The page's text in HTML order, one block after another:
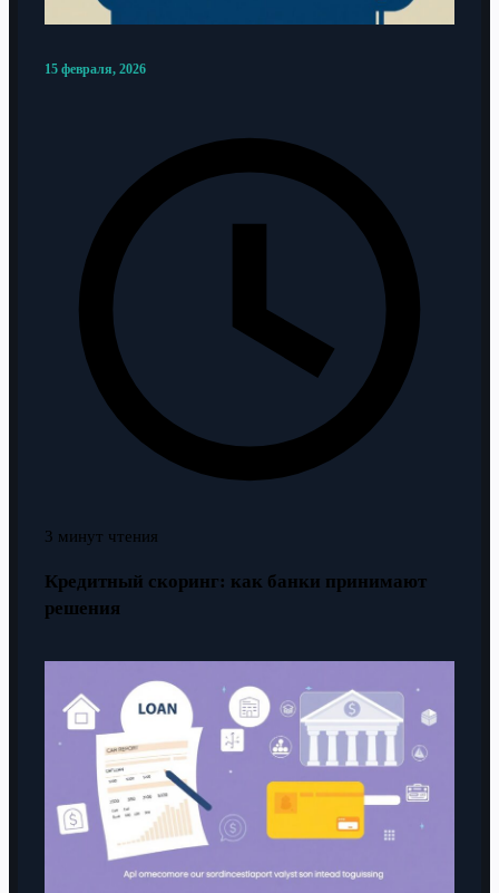
15 февраля, 2026
3 минут чтения
Кредитный скоринг: как банки принимают
решения